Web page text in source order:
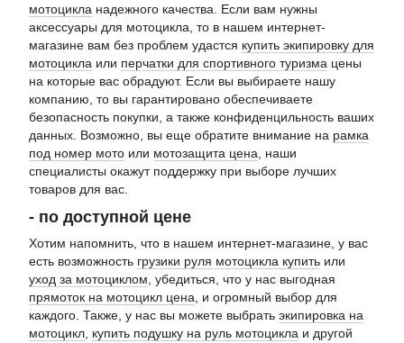
мотоцикла надежного качества. Если вам нужны
аксессуары для мотоцикла, то в нашем интернет-
магазине вам без проблем удастся купить экипировку для
мотоцикла или перчатки для спортивного туризма цены
на которые вас обрадуют. Если вы выбираете нашу
компанию, то вы гарантировано обеспечиваете
безопасность покупки, а также конфиденцильность ваших
данных. Возможно, вы еще обратите внимание на рамка
под номер мото или мотозащита цена , наши
специалисты окажут поддержку при выборе лучших
товаров для вас.
- по доступной цене
Хотим напомнить, что в нашем интернет-магазине, у вас
есть возможность грузики руля мотоцикла купить или
уход за мотоциклом, убедиться, что у нас выгодная
прямоток на мотоцикл цена, и огромный выбор для
каждого. Также, у нас вы можете выбрать экипировка на
мотоцикл, купить подушку на руль мотоцикла и другой